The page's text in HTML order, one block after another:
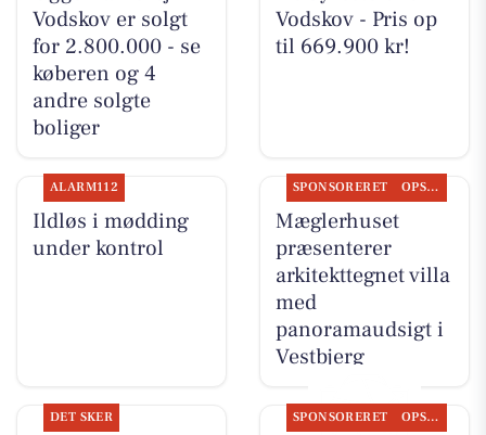
Vodskov er solgt
for 2.800.000 - se
køberen og 4
andre solgte
boliger
Vodskov - Pris op
til 669.900 kr!
ALARM112
Ildløs i mødding
under kontrol
SPONSORERET OPSLAGSTAVLEN
Mæglerhuset
præsenterer
arkitekttegnet villa
med
panoramaudsigt i
Vestbjerg
DET SKER SPONSORERET OPSLAGSTAVLEN